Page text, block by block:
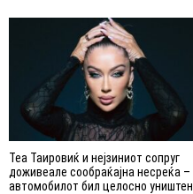
Теа Таировиќ и нејзиниот сопруг
доживеале сообраќајна несреќа –
автомобилот бил целосно уништен